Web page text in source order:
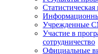
Учрежденные
Участие в
сотрудничество
Официальные